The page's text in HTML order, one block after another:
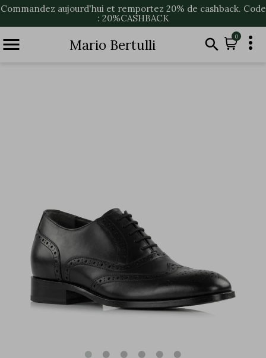
Commandez aujourd'hui et remportez 20% de cashback. Code
: 20%CASHBACK
 Mario Bertulli  0 